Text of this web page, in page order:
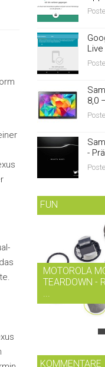
8,0
-
FUN
MOTOROLA
TEARDOWN -
...
KOMMENTARE